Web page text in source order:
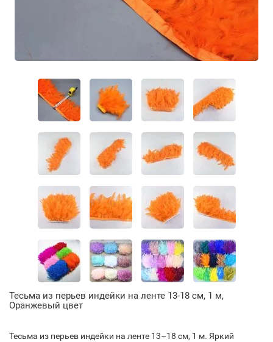
Тесьма из перьев индейки на ленте 13-18 см, 1 м,
Оранжевый цвет
Тесьма из перьев индейки на ленте 13–18 см, 1 м. Яркий